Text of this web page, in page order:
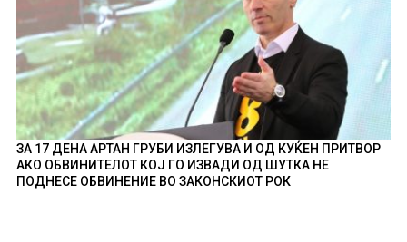
ЗА 17 ДЕНА АРТАН ГРУБИ ИЗЛЕГУВА И ОД КУЌЕН ПРИТВОР
АКО ОБВИНИТЕЛОТ КОЈ ГО ИЗВАДИ ОД ШУТКА НЕ
ПОДНЕСЕ ОБВИНЕНИЕ ВО ЗАКОНСКИОТ РОК